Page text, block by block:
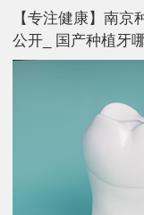
【专注健康】南
公开_ 国产种植牙